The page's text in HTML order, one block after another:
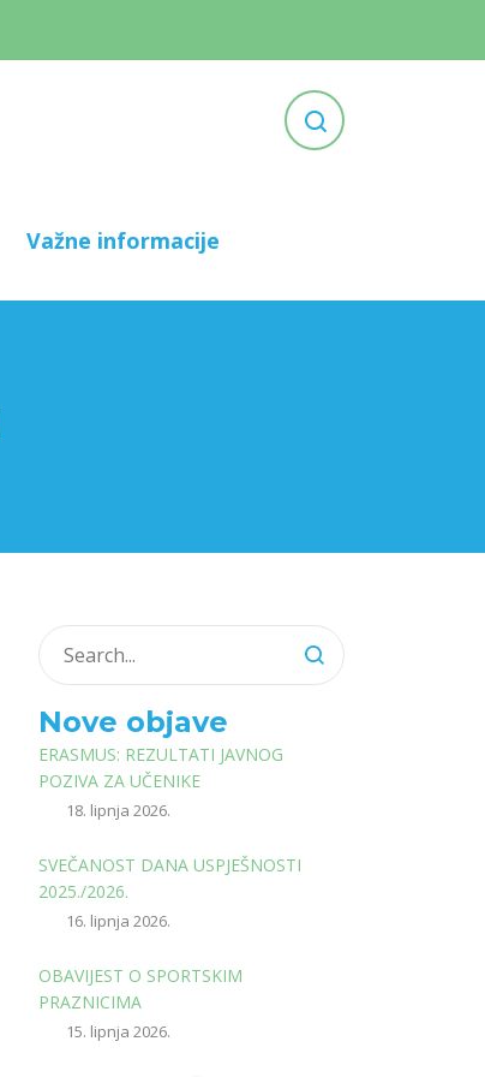
Važne informacije
Nove objave
ERASMUS: REZULTATI JAVNOG
POZIVA ZA UČENIKE
18. lipnja 2026.
SVEČANOST DANA USPJEŠNOSTI
2025./2026.
16. lipnja 2026.
OBAVIJEST O SPORTSKIM
PRAZNICIMA
15. lipnja 2026.